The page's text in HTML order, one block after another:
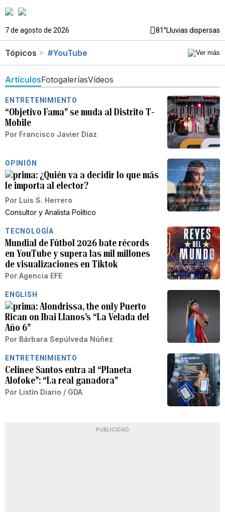
7 de agosto de 2026 81°Lluvias dispersas
Tópicos #YouTube
ArtículosFotogaleríasVídeos
ENTRETENIMIENTO
“Objetivo Fama” se muda al Distrito T-
Mobile
Por Francisco Javier Díaz
OPINIÓN
¿Quién va a decidir lo que más
le importa al elector?
Por Luis S. Herrero
Consultor y Analista Político
TECNOLOGÍA
Mundial de Fútbol 2026 bate récords
en YouTube y supera las mil millones
de visualizaciones en Tiktok
Por Agencia EFE
ENGLISH
Alondrissa, the only Puerto
Rican on Ibai Llanos’s “La Velada del
Año 6”
Por Bárbara Sepúlveda Núñez
ENTRETENIMIENTO
Celinee Santos entra al “Planeta
Alofoke”: “La real ganadora”
Por Listín Diario / GDA
PUBLICIDAD